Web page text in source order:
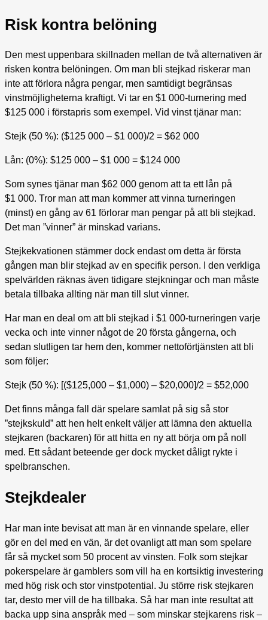
Risk kontra belöning
Den mest uppenbara skillnaden mellan de två alternativen är
risken kontra belöningen. Om man bli stejkad riskerar man
inte att förlora några pengar, men samtidigt begränsas
vinstmöjligheterna kraftigt. Vi tar en $1 000-turnering med
$125 000 i förstapris som exempel. Vid vinst tjänar man:
Stejk (50 %): ($125 000 – $1 000)/2 = $62 000
Lån: (0%): $125 000 – $1 000 = $124 000
Som synes tjänar man $62 000 genom att ta ett lån på
$1 000. Tror man att man kommer att vinna turneringen
(minst) en gång av 61 förlorar man pengar på att bli stejkad.
Det man ”vinner” är minskad varians.
Stejkekvationen stämmer dock endast om detta är första
gången man blir stejkad av en specifik person. I den verkliga
spelvärlden räknas även tidigare stejkningar och man måste
betala tillbaka allting när man till slut vinner.
Har man en deal om att bli stejkad i $1 000-turneringen varje
vecka och inte vinner något de 20 första gångerna, och
sedan slutligen tar hem den, kommer nettoförtjänsten att bli
som följer:
Stejk (50 %): [($125,000 – $1,000) – $20,000]/2 = $52,000
Det finns många fall där spelare samlat på sig så stor
”stejkskuld” att hen helt enkelt väljer att lämna den aktuella
stejkaren (backaren) för att hitta en ny att börja om på noll
med. Ett sådant beteende ger dock mycket dåligt rykte i
spelbranschen.
Stejkdealer
Har man inte bevisat att man är en vinnande spelare, eller
gör en del med en vän, är det ovanligt att man som spelare
får så mycket som 50 procent av vinsten. Folk som stejkar
pokerspelare är gamblers som vill ha en kortsiktig investering
med hög risk och stor vinstpotential. Ju större risk stejkaren
tar, desto mer vill de ha tillbaka. Så har man inte resultat att
backa upp sina anspråk med – som minskar stejkarens risk –